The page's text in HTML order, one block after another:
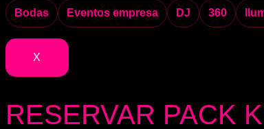
Bodas Eventos empresa DJ 360
X
RESERVAR PACK